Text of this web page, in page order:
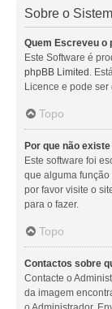
Sobre o
Quem Escreveu o
Este Software é
phpBB Limited.
Licence e pode
Topo
Por que não
Este software foi
que alguma
por favor visite o
para o fazer.
Topo
Contactos sobre
Contacte o
da imagem